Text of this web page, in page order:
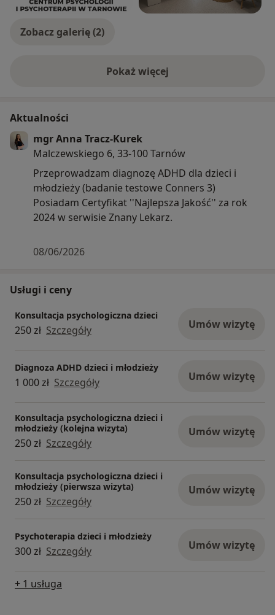
Zobacz galerię (2)
Pokaż więcejo doświadczeniu
Aktualności
mgr Anna Tracz-Kurek
Malczewskiego 6, 33-100 Tarnów
Przeprowadzam diagnozę ADHD dla dzieci i
młodzieży (badanie testowe Conners 3)
Posiadam Certyfikat ''Najlepsza Jakość'' za rok
2024 w serwisie Znany Lekarz.
08/06/2026
Usługi i ceny
Konsultacja psychologiczna dzieci
250 zł Szczegóły Umów wizytę
Diagnoza ADHD dzieci i młodzieży
1 000 zł Szczegóły Umów wizytę
Konsultacja psychologiczna dzieci i
młodzieży (kolejna wizyta)
250 zł Szczegóły
Umów wizytę
Konsultacja psychologiczna dzieci i
młodzieży (pierwsza wizyta)
250 zł Szczegóły
Umów wizytę
Psychoterapia dzieci i młodzieży
300 zł Szczegóły Umów wizytę
+ 1 usługa